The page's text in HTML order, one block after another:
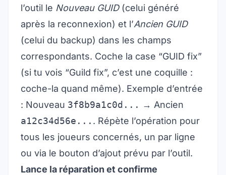
l’outil le Nouveau GUID(celui généré
après la reconnexion) et l’Ancien GUID
(celui du backup) dans les champs
correspondants. Coche la case “GUID fix”
(si tu vois “Guild fix”, c’est une coquille :
coche-la quand même). Exemple d’entrée
: Nouveau 3f8b9a1c0d... → Ancien
a12c34d56e... . Répète l’opération pour
tous les joueurs concernés, un par ligne
ou via le bouton d’ajout prévu par l’outil.
Lance la réparation et confirme